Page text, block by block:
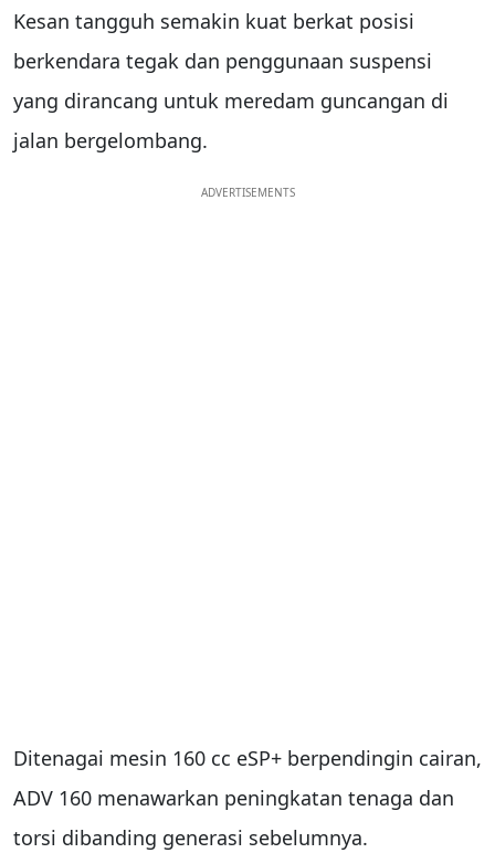
Kesan tangguh semakin kuat berkat posisi
berkendara tegak dan penggunaan suspensi
yang dirancang untuk meredam guncangan di
jalan bergelombang.
ADVERTISEMENTS
Ditenagai mesin 160 cc eSP+ berpendingin cairan,
ADV 160 menawarkan peningkatan tenaga dan
torsi dibanding generasi sebelumnya.